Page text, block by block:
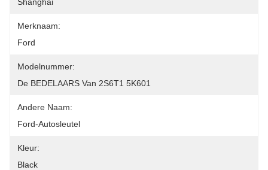
Merknaam:
Ford
Modelnummer:
De BEDELAARS Van 2S6T1 5K601
Andere Naam:
Ford-Autosleutel
Kleur:
Black